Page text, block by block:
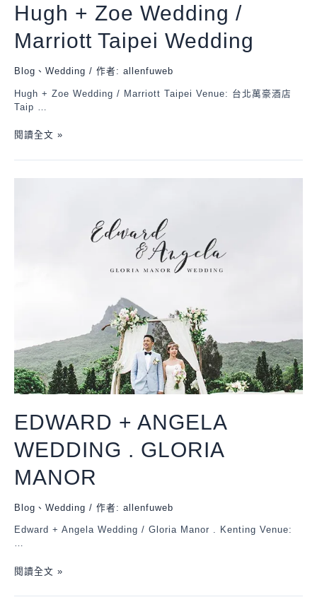
Hugh + Zoe Wedding /
Marriott Taipei Wedding
Blog 、 Wedding / 作者: allenfuweb
Hugh + Zoe Wedding / Marriott Taipei Venue: 台北萬豪酒店
Taip …
閱讀全文 »
EDWARD + ANGELA
WEDDING . GLORIA
MANOR
Blog 、 Wedding / 作者: allenfuweb
Edward + Angela Wedding / Gloria Manor . Kenting Venue:
…
閱讀全文 »